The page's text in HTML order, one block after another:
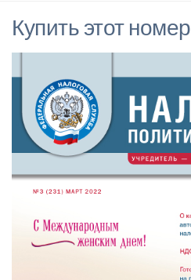
Купить этот номер